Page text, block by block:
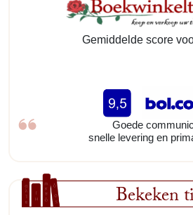
Gemiddelde score
Goede
snelle levering en
Bekeken